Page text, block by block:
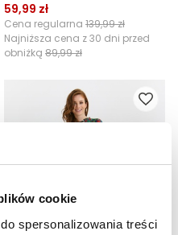
cookie
spersonalizowania treści
59,99 zł
Cena regularna 139,99 zł
Najniższa cena z 30 dni przed
obniżką 89,99 zł